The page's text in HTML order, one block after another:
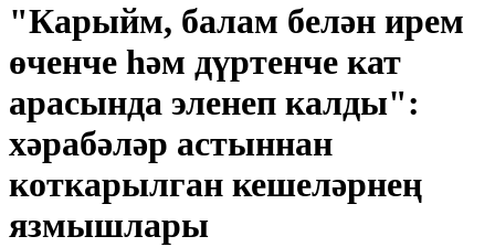
"Карыйм, балам белән ирем
өченче һәм дүртенче кат
арасында эленеп калды":
хәрабәләр астыннан
коткарылган кешеләрнең
язмышлары